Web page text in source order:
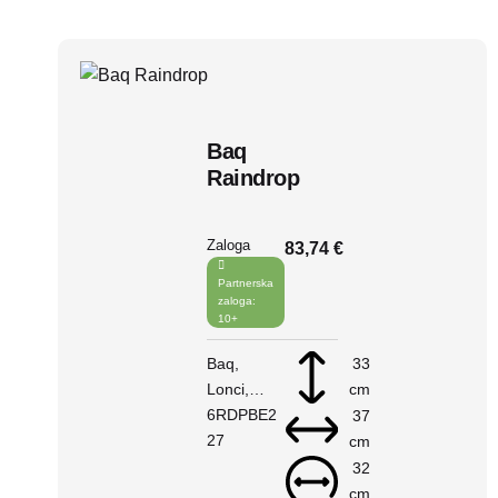
Baq
Raindrop
Zaloga
Partnerska
zaloga:
10+
83,74 €
Baq
Lonci
Raindrop
6RDPBE2
27
33
cm
37
cm
32
cm
V košarico